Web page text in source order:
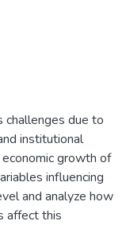
challenges due to
institutional
growth of
influencing
and analyze how
affect this